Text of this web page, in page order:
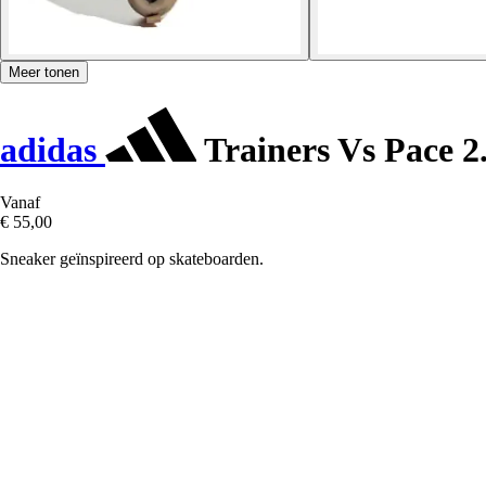
Meer tonen
adidas Trainers Vs Pace
Vanaf
€ 55,00
Sneaker geïnspireerd op skateboarden.